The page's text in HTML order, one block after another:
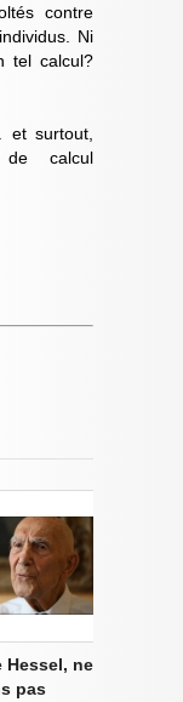
contre
Ni
tel calcul?
et surtout,
calcul
Hessel, ne
pas